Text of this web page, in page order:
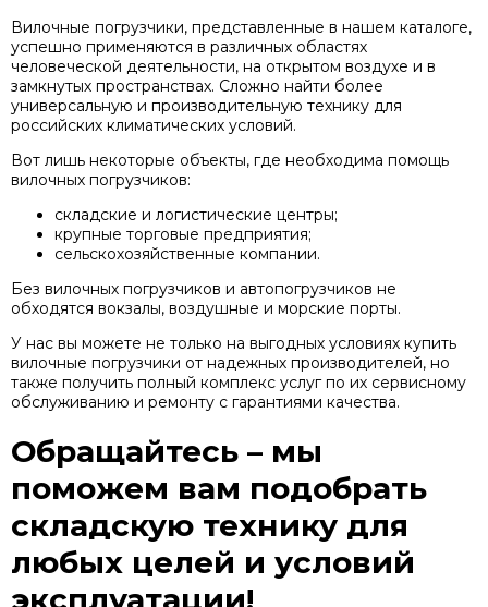
Вилочные погрузчики, представленные в нашем каталоге,
успешно применяются в различных областях
человеческой деятельности, на открытом воздухе и в
замкнутых пространствах. Сложно найти более
универсальную и производительную технику для
российских климатических условий.
Вот лишь некоторые объекты, где необходима помощь
вилочных погрузчиков:
складские и логистические центры;
крупные торговые предприятия;
сельскохозяйственные компании.
Без вилочных погрузчиков и автопогрузчиков не
обходятся вокзалы, воздушные и морские порты.
У нас вы можете не только на выгодных условиях купить
вилочные погрузчики от надежных производителей, но
также получить полный комплекс услуг по их сервисному
обслуживанию и ремонту с гарантиями качества.
Обращайтесь – мы
поможем вам подобрать
складскую технику для
любых целей и условий
эксплуатации!